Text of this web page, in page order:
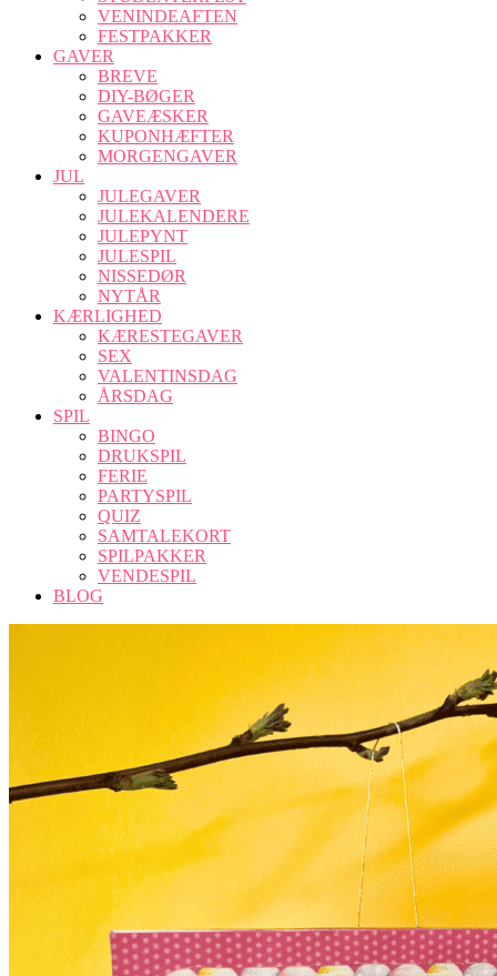
VENINDEAFTEN
FESTPAKKER
GAVER
BREVE
DIY-BØGER
GAVEÆSKER
KUPONHÆFTER
MORGENGAVER
JUL
JULEGAVER
JULEKALENDERE
JULEPYNT
JULESPIL
NISSEDØR
NYTÅR
KÆRLIGHED
KÆRESTEGAVER
SEX
VALENTINSDAG
ÅRSDAG
SPIL
BINGO
DRUKSPIL
FERIE
PARTYSPIL
QUIZ
SAMTALEKORT
SPILPAKKER
VENDESPIL
BLOG